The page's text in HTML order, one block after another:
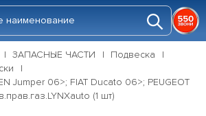
ЗАПАСНЫЕ ЧАСТИ
Подвеска
Jumper 06>; FIAT Ducato 06>; PEUGEOT
(1 шт)